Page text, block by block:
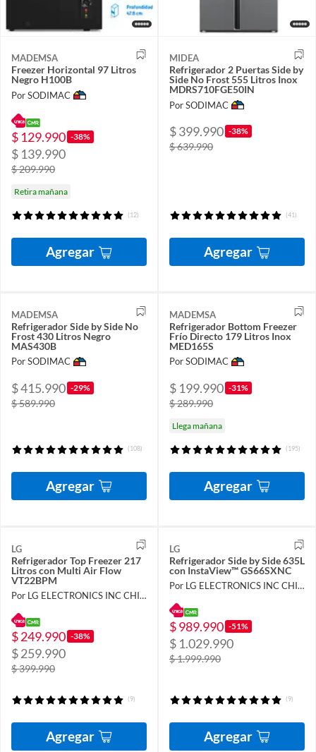
MADEMSA
Freezer Horizontal 97 Litros
Negro H100B
Por SODIMAC
$ 129.990 -38%
$ 139.990
$ 209.990
Retira mañana
(12)
Agregar
MIDEA
Refrigerador 2 Puertas Side by
Side No Frost 555 Litros Inox
MDRS710FGE50IN
Por SODIMAC
$ 399.990 -38%
$ 639.990
(41)
Agregar
MADEMSA
Refrigerador Side by Side No
Frost 430 Litros Negro
MAS430B
Por SODIMAC
$ 415.990 -29%
$ 589.990
(108)
Agregar
MADEMSA
Refrigerador Bottom Freezer
Frío Directo 179 Litros Inox
MED165S
Por SODIMAC
$ 199.990 -31%
$ 289.990
Llega mañana
(195)
Agregar
LG
Refrigerador Top Freezer 217
Litros con Multi Air Flow
VT22BPM
Por LG ELECTRONICS INC CHILE LIMITADA
$ 249.990 -38%
$ 259.990
$ 399.990
(9)
Agregar
LG
Refrigerador Side by Side 635L
con InstaView™ GS66SXNC
Por LG ELECTRONICS INC CHILE LIMITADA
$ 989.990 -51%
$ 1.029.990
$ 1.999.990
(9)
Agregar